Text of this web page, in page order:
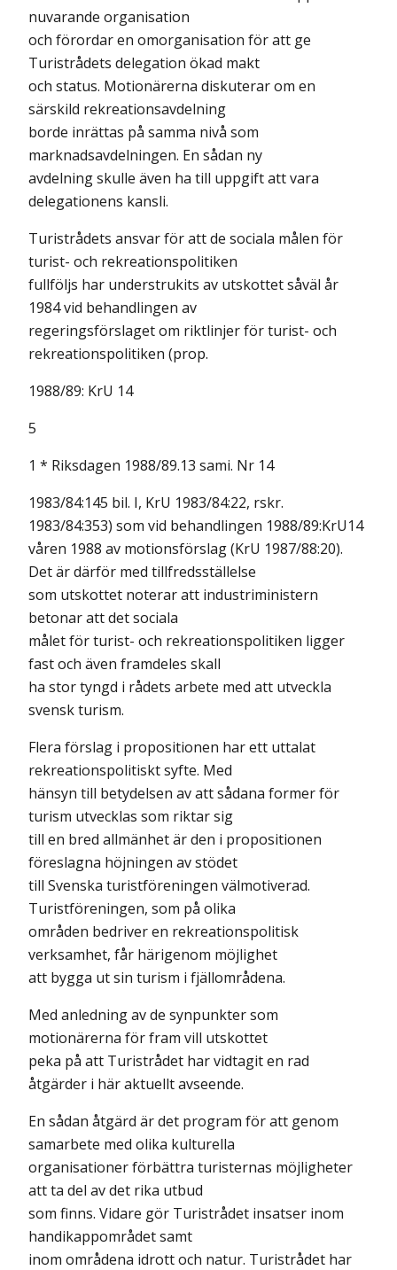
nuvarande organisation
och förordar en omorganisation för att ge
Turistrådets delegation ökad makt
och status. Motionärerna diskuterar om en
särskild rekreationsavdelning
borde inrättas på samma nivå som
marknadsavdelningen. En sådan ny
avdelning skulle även ha till uppgift att vara
delegationens kansli.
Turistrådets ansvar för att de sociala målen för
turist- och rekreationspolitiken
fullföljs har understrukits av utskottet såväl år
1984 vid behandlingen av
regeringsförslaget om riktlinjer för turist- och
rekreationspolitiken (prop.
1988/89: KrU 14
5
1 * Riksdagen 1988/89.13 sami. Nr 14
1983/84:145 bil. I, KrU 1983/84:22, rskr.
1983/84:353) som vid behandlingen 1988/89:KrU14
våren 1988 av motionsförslag (KrU 1987/88:20).
Det är därför med tillfredsställelse
som utskottet noterar att industriministern
betonar att det sociala
målet för turist- och rekreationspolitiken ligger
fast och även framdeles skall
ha stor tyngd i rådets arbete med att utveckla
svensk turism.
Flera förslag i propositionen har ett uttalat
rekreationspolitiskt syfte. Med
hänsyn till betydelsen av att sådana former för
turism utvecklas som riktar sig
till en bred allmänhet är den i propositionen
föreslagna höjningen av stödet
till Svenska turistföreningen välmotiverad.
Turistföreningen, som på olika
områden bedriver en rekreationspolitisk
verksamhet, får härigenom möjlighet
att bygga ut sin turism i fjällområdena.
Med anledning av de synpunkter som
motionärerna för fram vill utskottet
peka på att Turistrådet har vidtagit en rad
åtgärder i här aktuellt avseende.
En sådan åtgärd är det program för att genom
samarbete med olika kulturella
organisationer förbättra turisternas möjligheter
att ta del av det rika utbud
som finns. Vidare gör Turistrådet insatser inom
handikappområdet samt
inom områdena idrott och natur. Turistrådet har